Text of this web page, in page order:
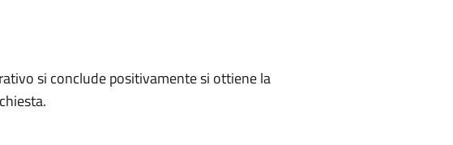
si conclude positivamente si ottiene la